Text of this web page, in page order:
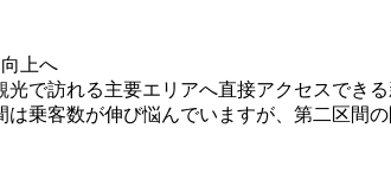
上へ
で訪れる主要エリアへ直接アクセスでき
乗客数が伸び悩んでいますが、第二区間